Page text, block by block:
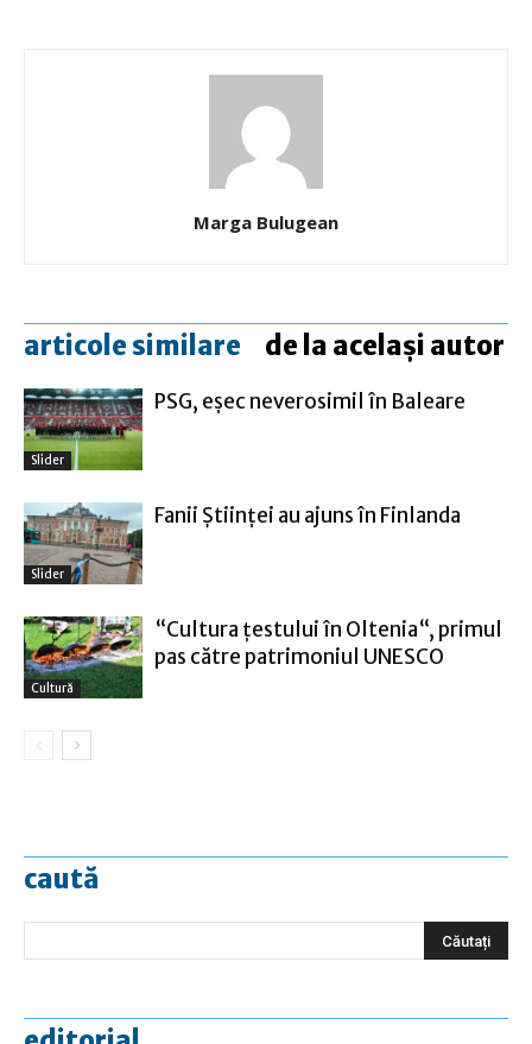
Marga Bulugean
articole similare de la același autor
Slider
PSG, eşec neverosimil în Baleare
Slider
Fanii Ştiinţei au ajuns în Finlanda
Cultură
“Cultura țestului în Oltenia“, primul
pas către patrimoniul UNESCO
caută